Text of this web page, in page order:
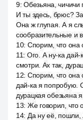
9:Обезьяна, чичичи
И ты здесь, брюс?
Она ж глупая. А я
сообразительные и
10: Спорим, что она
11: Ого. А ну-ка
смотри. Ах так,
12: Спорим, что она
дай-ка я попробую.
дурацкая обезьяна я.
13: Же говорил, что
14: Да ну её, пошли,